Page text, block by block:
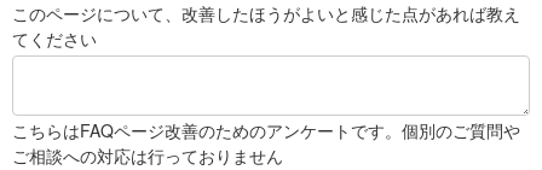
このページについて、改善したほうがよいと感じた点があれば教え
てください
こちらはFAQページ改善のためのアンケートです。個別のご質問や
ご相談への対応は行っておりません